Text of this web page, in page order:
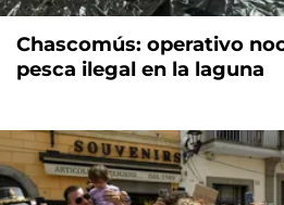
Chascomús: operativo
pesca ilegal en la laguna